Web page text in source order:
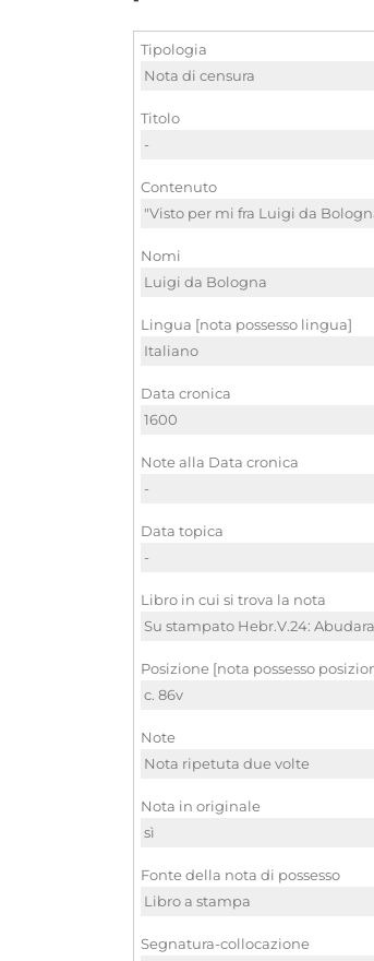
Tipologia
Nota di censura
Titolo
-
Contenuto
"Visto per mi fra Luigi da
Nomi
Luigi da Bologna
Lingua [nota possesso lingua]
Italiano
Data cronica
1600
Note alla Data cronica
-
Data topica
-
Libro in cui si trova la nota
Su stampato Hebr.V.24:
Posizione [nota possesso
c. 86v
Note
Nota ripetuta due volte
Nota in originale
sì
Fonte della nota di possesso
Libro a stampa
Segnatura-collocazione